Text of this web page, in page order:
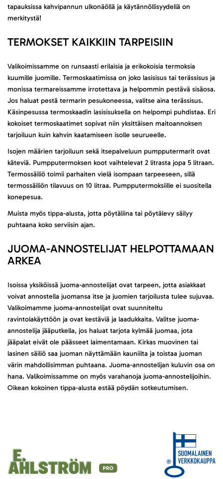
tapauksissa kahvipannun ulkonäöllä ja käytännöllisyydellä on
merkitystä!
TERMOKSET KAIKKIIN TARPEISIIN
Valikoimissamme on runsaasti erilaisia ja erikokoisia termoksia
kuumille juomille. Termoskaatimissa on joko lasisisus tai terässisus ja
monissa termareissamme irrotettava ja helpommin pestävä sisäosa.
Jos haluat pestä termarin pesukoneessa, valitse aina terässisus.
Käsinpesussa termoskaadin lasisisuksella on helpompi puhdistaa. Eri
kokoiset termoskaatimet sopivat niin yksittäisen maitoannoksen
tarjoiluun kuin kahvin kaatamiseen isolle seurueelle.
Isojen määrien tarjoiluun sekä itsepalveluun pumpputermarit ovat
käteviä. Pumpputermoksen koot vaihtelevat 2 litrasta jopa 5 litraan.
Termossäiliö toimii parhaiten vielä isompaan tarpeeseen, sillä
termossäiliön tilavuus on 10 litraa. Pumpputermoksiille ei suositella
konepesua.
Muista myös tippa-alusta, jotta pöytäliina tai pöytälevy säilyy
puhtaana koko serviisin ajan.
JUOMA-ANNOSTELIJAT HELPOTTAMAAN
ARKEA
Isoissa yksiköissä juoma-annostelijat ovat tarpeen, jotta asiakkaat
voivat annostella juomansa itse ja juomien tarjoilusta tulee sujuvaa.
Valikoimamme juoma-annostelijat ovat suunniteltu
ravintolakäyttöön ja ovat kestäviä ja laadukkaita. Valitse juoma-
annostelija jääputkella, jos haluat tarjota kylmää juomaa, jota
jääpalat eivät ole päässeet laimentamaan. Kirkas muovinen tai
lasinen säiliö saa juoman näyttämään kauniilta ja toistaa juoman
värin mahdollisimman puhtaana. Juoma-annostelijan kuluvin osa on
hana. Valikoimissamme on myös varahanoja juoma-annostelijoihin.
Oikean kokoinen tippa-alusta estää pöydän sotkeutumisen.